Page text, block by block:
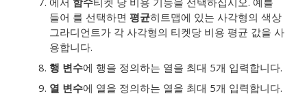
들어 를 선택하면 평균히트맵에 있는 사각형의 색상
그라디언트가 각 사각형의 티켓당 비용 평균 값을 사
용합니다.
행 변수에 행을 정의하는 열을 최대 5개 입력합니다.
열 변수에 열을 정의하는 열을 최대 5개 입력합니다.